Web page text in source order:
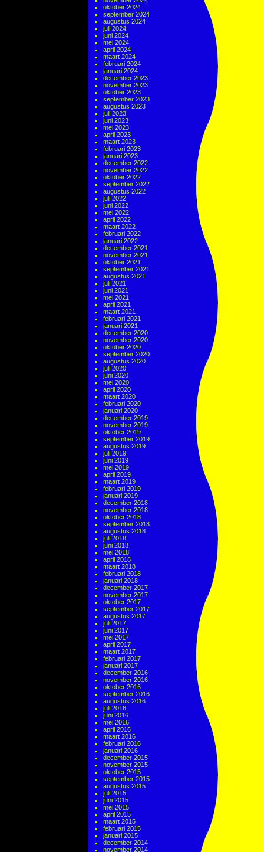
oktober 2024
september 2024
augustus 2024
juli 2024
juni 2024
mei 2024
april 2024
maart 2024
februari 2024
januari 2024
december 2023
november 2023
oktober 2023
september 2023
augustus 2023
juli 2023
juni 2023
mei 2023
april 2023
maart 2023
februari 2023
januari 2023
december 2022
november 2022
oktober 2022
september 2022
augustus 2022
juli 2022
juni 2022
mei 2022
april 2022
maart 2022
februari 2022
januari 2022
december 2021
november 2021
oktober 2021
september 2021
augustus 2021
juli 2021
juni 2021
mei 2021
april 2021
maart 2021
februari 2021
januari 2021
december 2020
november 2020
oktober 2020
september 2020
augustus 2020
juli 2020
juni 2020
mei 2020
april 2020
maart 2020
februari 2020
januari 2020
december 2019
november 2019
oktober 2019
september 2019
augustus 2019
juli 2019
juni 2019
mei 2019
april 2019
maart 2019
februari 2019
januari 2019
december 2018
november 2018
oktober 2018
september 2018
augustus 2018
juli 2018
juni 2018
mei 2018
april 2018
maart 2018
februari 2018
januari 2018
december 2017
november 2017
oktober 2017
september 2017
augustus 2017
juli 2017
juni 2017
mei 2017
april 2017
maart 2017
februari 2017
januari 2017
december 2016
november 2016
oktober 2016
september 2016
augustus 2016
juli 2016
juni 2016
mei 2016
april 2016
maart 2016
februari 2016
januari 2016
december 2015
november 2015
oktober 2015
september 2015
augustus 2015
juli 2015
juni 2015
mei 2015
april 2015
maart 2015
februari 2015
januari 2015
december 2014
november 2014